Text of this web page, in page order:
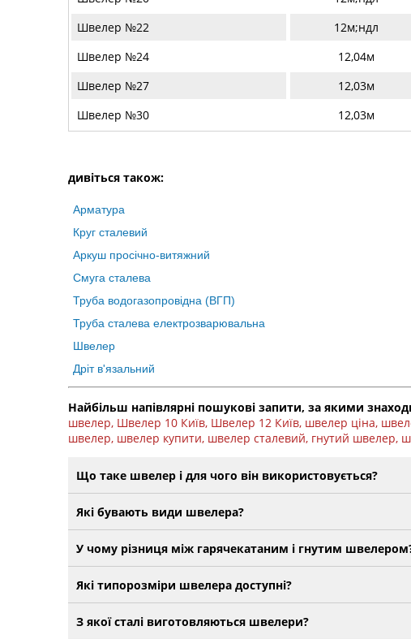
Швелер №22
12м;ндл
Швелер №24
12,04м
Швелер №27
12,03м
Швелер №30
12,03м
дивіться також:
Арматура
Круг сталевий
Аркуш просічно-витяжний
Смуга сталева
Труба водогазопровідна (ВГП)
Труба сталева електрозварювальна
Швелер
Дріт в'язальний
Найбільш напівлярні пошукові запити, за якими
швелер, Швелер 10 Київ, Швелер 12 Київ, швелер ціна,
швелер, швелер купити, швелер сталевий, гнутий швелер,
Що таке швелер і для чого він використовується?
Які бувають види швелера?
У чому різниця між гарячекатаним і гнутим
Які типорозміри швелера доступні?
З якої сталі виготовляються швелери?